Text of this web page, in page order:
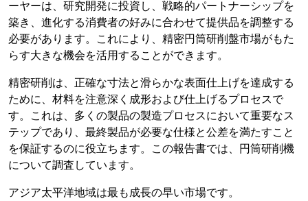
ーヤーは、研究開発に投資し、戦略的パートナーシップを
築き、進化する消費者の好みに合わせて提供品を調整する
必要があります。これにより、精密円筒研削盤市場がもた
らす大きな機会を活用することができます。
精密研削は、正確な寸法と滑らかな表面仕上げを達成する
ために、材料を注意深く成形および仕上げるプロセスで
す。これは、多くの製品の製造プロセスにおいて重要なス
テップであり、最終製品が必要な仕様と公差を満たすこと
を保証するのに役立ちます。この報告書では、円筒研削機
について調査しています。
アジア太平洋地域は最も成長の早い市場です。